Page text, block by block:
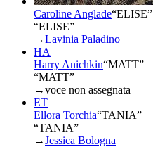
Caroline Anglade“ELISE”
“ELISE”
→Lavinia Paladino
HA
Harry Anichkin“MATT”
“MATT”
→voce non assegnata
ET
Ellora Torchia“TANIA”
“TANIA”
→Jessica Bologna